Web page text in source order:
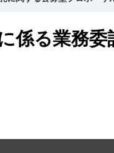
係る業務